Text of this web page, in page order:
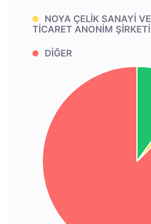
NOYA ÇELİK SANAYİ VE
TİCARET ANONİM ŞİRKETİ
DİĞER